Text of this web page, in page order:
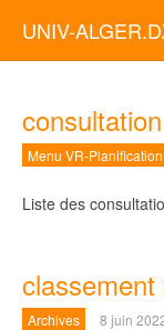
UNIV-
consultation
Menu VR-Planification
Liste des
Archives 8 juin